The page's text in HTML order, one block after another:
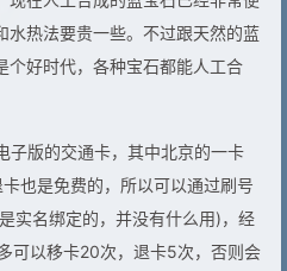
水热法要贵一些。不过跟天然的蓝
个好时代，各种宝石都能人工合
子版的交通卡，其中北京的一卡
也是免费的，所以可以通过刷号
实名绑定的，并没有什么用)，经
可以移卡20次，退卡5次，否则会